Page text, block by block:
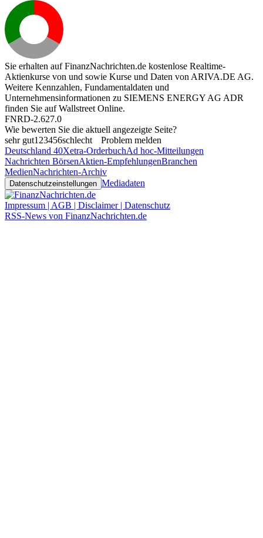
Sie erhalten auf FinanzNachrichten.de kostenlose Realtime-
Aktienkurse von und sowie Kurse und Daten von ARIVA.DE AG.
Weitere Kennzahlen, Fundamentaldaten und
Unternehmensinformationen zu SIEMENS ENERGY AG ADR
finden Sie aufWallstreet Online.
FNRD-2.627.0
Wie bewerten Sie die aktuell angezeigte Seite?
sehr gut1 23456schlecht
Problem melden
Deutschland 40Xetra-OrderbuchAd hoc-Mitteilungen
Nachrichten BörsenAktien-EmpfehlungenBranchen
MedienNachrichten-Archiv
Datenschutzeinstellungen Mediadaten
Impressum | AGB | Disclaimer | Datenschutz
RSS-News von FinanzNachrichten.de